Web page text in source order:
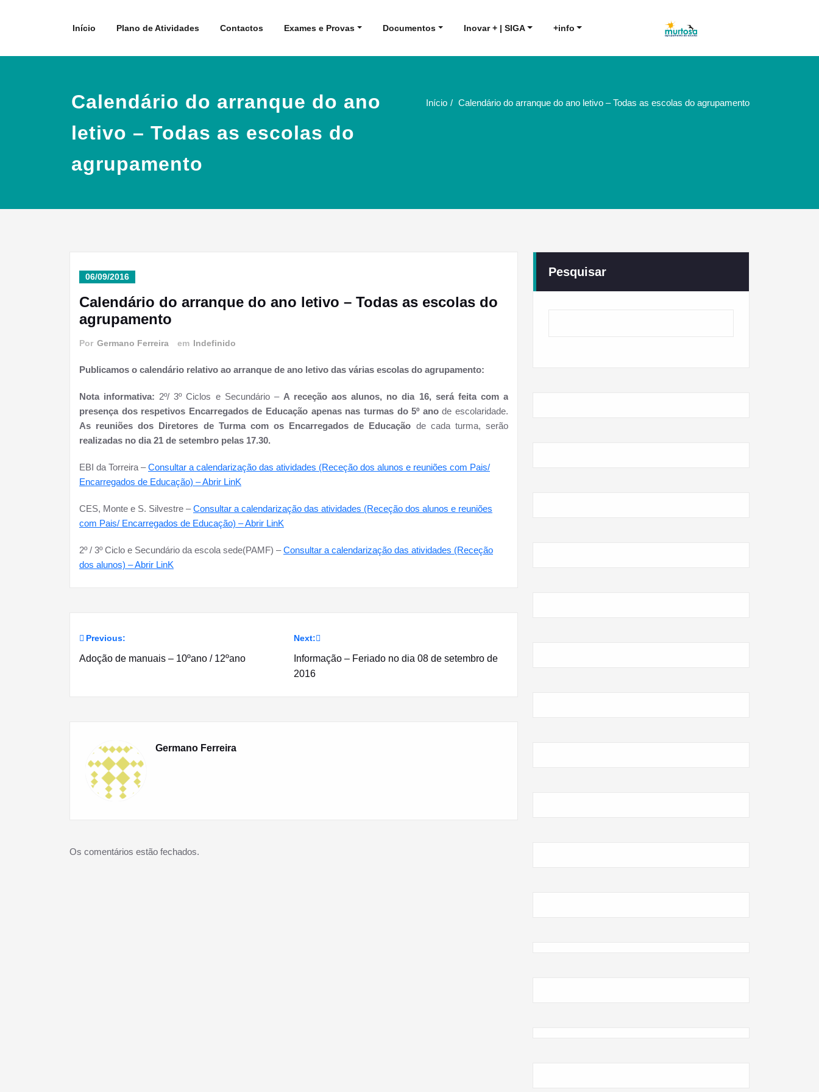
AE Murtosa
Agrupamento de Escolas da
Murtosa
Início Plano de Atividades Contactos Exames e Provas Documentos Inovar + | SIGA +info
Calendário do arranque do ano
letivo – Todas as escolas do
agrupamento
Início Calendário do arranque do ano letivo – Todas as escolas do agrupamento
06/09/2016
Calendário do arranque do ano letivo – Todas as escolas do
agrupamento
Por Germano Ferreira em Indefinido
Publicamos o calendário relativo ao arranque de ano letivo das várias escolas do agrupamento:
Nota informativa: 2º/ 3º Ciclos e Secundário – A receção aos alunos, no dia 16, será feita com a
presença dos respetivos Encarregados de Educação apenas nas turmas do 5º anode escolaridade.
As reuniões dos Diretores de Turma com os Encarregados de Educação de cada turma, serão
realizadas no dia 21 de setembro pelas 17.30.
EBI da Torreira –Consultar a calendarização das atividades (Receção dos alunos e reuniões com Pais/
Encarregados de Educação) – Abrir LinK
CES, Monte e S. Silvestre –Consultar a calendarização das atividades (Receção dos alunos e reuniões
com Pais/ Encarregados de Educação) – Abrir LinK
2º / 3º Ciclo e Secundário da escola sede(PAMF) –Consultar a calendarização das atividades (Receção
dos alunos) – Abrir LinK
Navegação
Previous:
Adoção de manuais – 10ºano / 12ºano
Next:
Informação – Feriado no dia 08 de setembro de
2016
Germano Ferreira
Os comentários estão fechados.
Pesquisar